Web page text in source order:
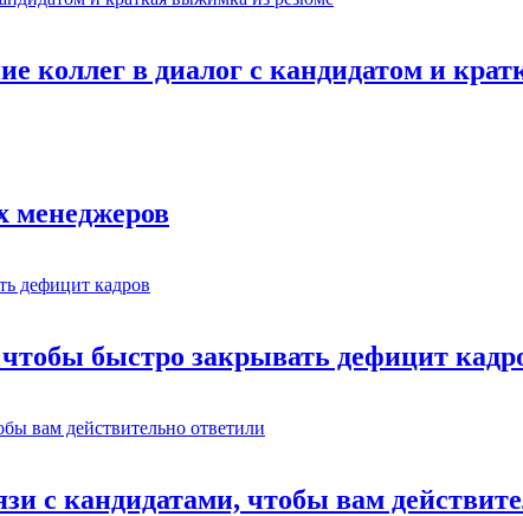
коллег в диалог с кандидатом и
менеджеров
быстро закрывать дефицит
с кандидатами, чтобы вам